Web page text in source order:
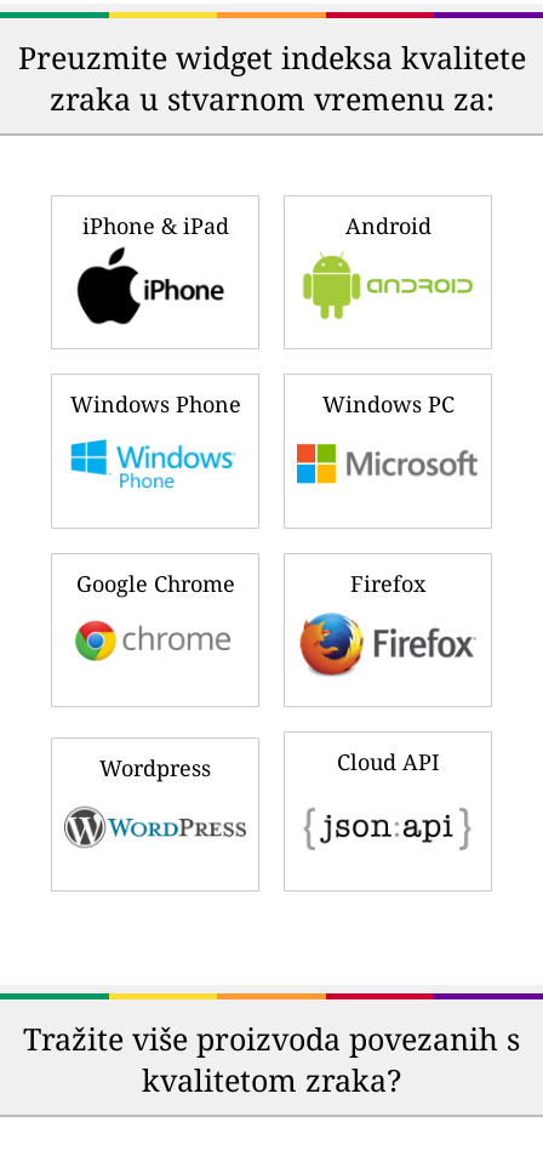
Preuzmite widget indeksa kvalitete
zraka u stvarnom vremenu za:
iPhone & iPad Android
Windows Phone Windows PC
Google Chrome Firefox
Wordpress Cloud API
Tražite više proizvoda povezanih s
kvalitetom zraka?